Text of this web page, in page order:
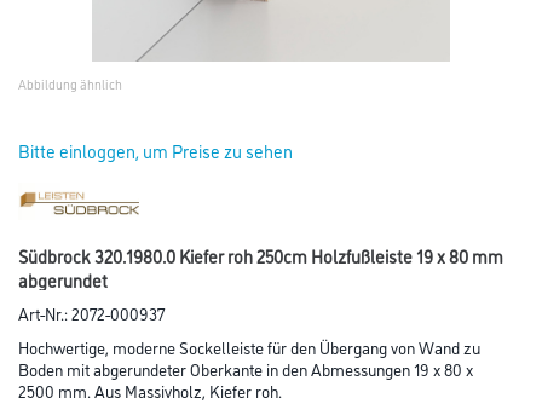
Abbildung ähnlich
Bitte einloggen, um Preise zu sehen
Südbrock 320.1980.0 Kiefer roh 250cm Holzfußleiste 19 x 80 mm
abgerundet
Art-Nr.:2072-000937
Hochwertige, moderne Sockelleiste für den Übergang von Wand zu
Boden mit abgerundeter Oberkante in den Abmessungen 19 x 80 x
2500 mm. Aus Massivholz, Kiefer roh.